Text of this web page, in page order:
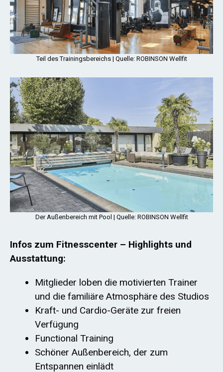
Teil des Trainingsbereichs | Quelle: ROBINSON Wellfit
Der Außenbereich mit Pool | Quelle: ROBINSON Wellfit
Infos zum Fitnesscenter – Highlights und
Ausstattung:
Mitglieder loben die motivierten Trainer
und die familiäre Atmosphäre des Studios
Kraft- und Cardio-Geräte zur freien
Verfügung
Functional Training
Schöner Außenbereich, der zum
Entspannen einlädt